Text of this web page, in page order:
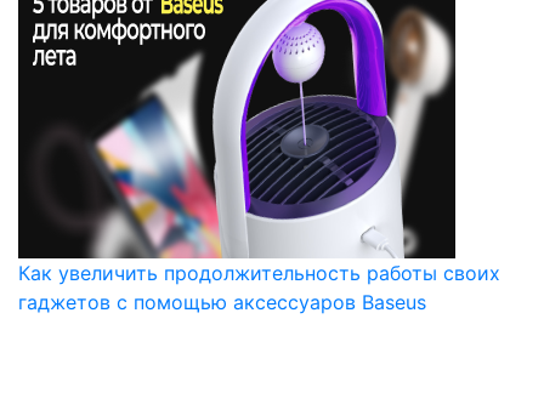
Как увеличить продолжительность работы своих
гаджетов с помощью аксессуаров Baseus